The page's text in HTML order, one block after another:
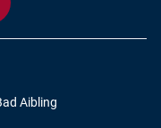
Aibling